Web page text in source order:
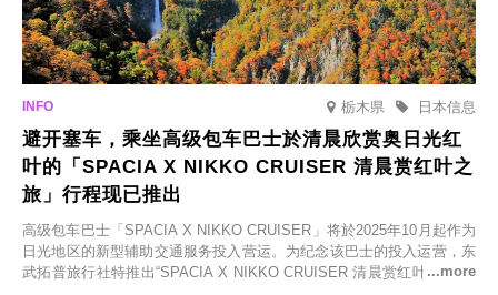
栃木県 日本信息
避开塞车，乘坐高级包车巴士於清晨欣赏奥日光红
叶的「SPACIA X NIKKO CRUISER 清晨赏红叶之
旅」行程现已推出
高级包车巴士「SPACIA X NIKKO CRUISER」将於2025年10月起作为
日光地区的新型辅助交通服务投入营运。为纪念该巴士的投入运营，东
武拓普旅行社特推出“SPACIA X NIKKO CRUISER 清晨赏红叶之旅”，